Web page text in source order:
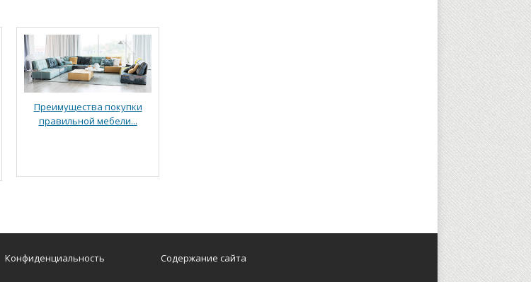
Преимущества покупки
правильной мебели...
Конфиденциальность Содержание сайта